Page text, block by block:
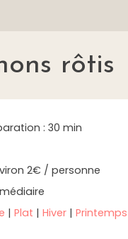
rôtis
: 30 min
2€ / personne
|Plat |Hiver |Printemps